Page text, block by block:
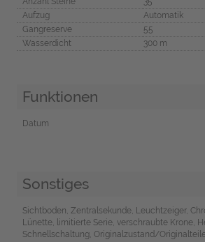
Aufzug
Automatik
Gangreserve
55
Wasserdicht
300 m
Funktionen
Datum
Sonstiges
Sichtboden, Zentralsekunde, Leuchtzeiger,
Lünette, limitierte Serie, verschraubte Krone,
Schnellschaltung, Originalzustand/